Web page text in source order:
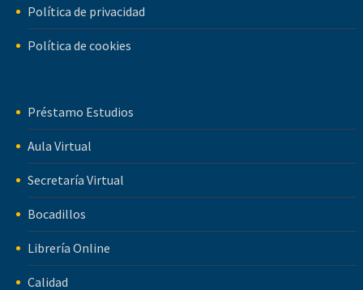
Política de privacidad
Política de cookies
Préstamo Estudios
Aula Virtual
Secretaría Virtual
Bocadillos
Librería Online
Calidad